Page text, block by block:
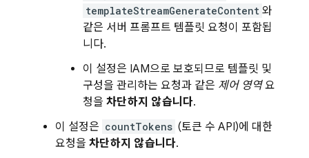
templateStreamGenerateContent 와
같은 서버 프롬프트 템플릿 요청이 포함됩
니다.
이 설정은 IAM으로 보호되므로 템플릿 및
구성을 관리하는 요청과 같은 제어 영역요
청을 차단하지 않습니다.
이 설정은 countTokens (토큰 수 API)에 대한
요청을 차단하지 않습니다.